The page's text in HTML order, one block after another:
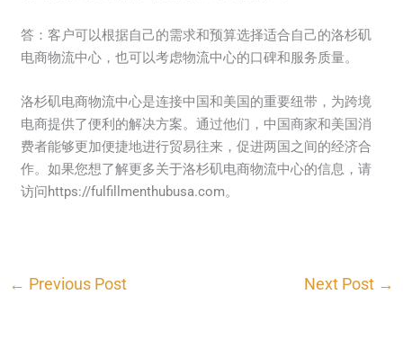
答：客户可以根据自己的需求和预算选择适合自己的洛杉矶
电商物流中心，也可以考虑物流中心的口碑和服务质量。
洛杉矶电商物流中心是连接中国和美国的重要纽带，为跨境
电商提供了便利的解决方案。通过他们，中国商家和美国消
费者能够更加便捷地进行贸易往来，促进两国之间的经济合
作。如果您想了解更多关于洛杉矶电商物流中心的信息，请
访问https://fulfillmenthubusa.com。
← Previous Post Next Post →